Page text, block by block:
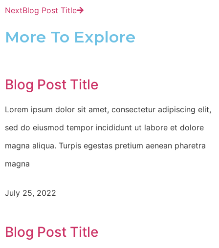
NextBlog Post Title
More To Explore
Blog Post Title
Lorem ipsum dolor sit amet, consectetur adipiscing elit,
sed do eiusmod tempor incididunt ut labore et dolore
magna aliqua. Turpis egestas pretium aenean pharetra
magna
July 25, 2022
Blog Post Title